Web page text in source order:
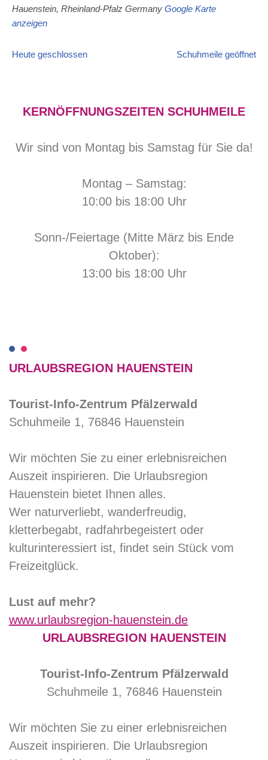
Hauenstein, Rheinland-Pfalz Germany Google Karte
anzeigen
Heute geschlossen Schuhmeile geöffnet
KERNÖFFNUNGSZEITEN SCHUHMEILE
Wir sind von Montag bis Samstag für Sie da!
Montag – Samstag:
10:00 bis 18:00 Uhr
Sonn-/Feiertage (Mitte März bis Ende
Oktober):
13:00 bis 18:00 Uhr
URLAUBSREGION HAUENSTEIN
Tourist-Info-Zentrum Pfälzerwald
Schuhmeile 1, 76846 Hauenstein
Wir möchten Sie zu einer erlebnisreichen
Auszeit inspirieren. Die Urlaubsregion
Hauenstein bietet Ihnen alles.
Wer naturverliebt, wanderfreudig,
kletterbegabt, radfahrbegeistert oder
kulturinteressiert ist, findet sein Stück vom
Freizeitglück.
Lust auf mehr?
www.urlaubsregion-hauenstein.de
URLAUBSREGION HAUENSTEIN
Tourist-Info-Zentrum Pfälzerwald
Schuhmeile 1, 76846 Hauenstein
Wir möchten Sie zu einer erlebnisreichen
Auszeit inspirieren. Die Urlaubsregion